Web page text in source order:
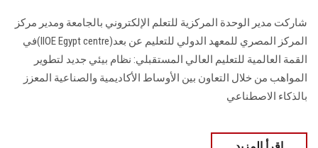
شاركت مدير الوحدة المركزية للتعلم الإلكتروني بالجامعة ومدير مركز
المركز المصري للمعهد الدولي للتعليم عن بعد(IIOE Egypt centre)في
القمة العالمية للتعليم العالي المستقبلي: نظام بيئي جديد لتطوير
المواهب من خلال التعاون بين الأوساط الأكاديمية والصناعية المعزز
بالذكاء الاصطناعي